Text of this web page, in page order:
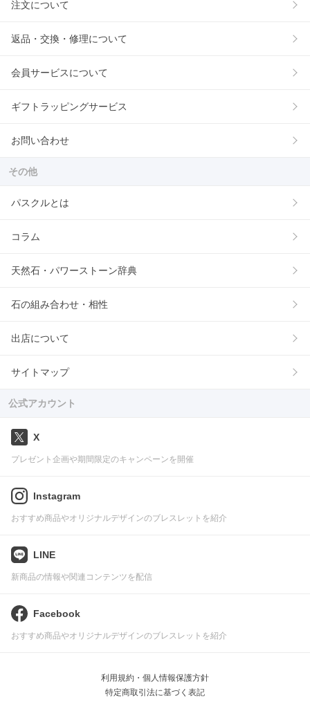
注文について
返品・交換・修理について
会員サービスについて
ギフトラッピングサービス
お問い合わせ
その他
パスクルとは
コラム
天然石・パワーストーン辞典
石の組み合わせ・相性
出店について
サイトマップ
公式アカウント
X
プレゼント企画や期間限定のキャンペーンを開催
Instagram
おすすめ商品やオリジナルデザインのブレスレットを紹介
LINE
新商品の情報や関連コンテンツを配信
Facebook
おすすめ商品やオリジナルデザインのブレスレットを紹介
利用規約・個人情報保護方針
特定商取引法に基づく表記